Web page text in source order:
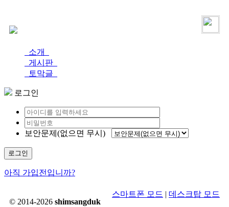
소개
게시판
토막글
로그인
보안문제(없으면 무시)
로그인
아직 가입전입니까?
© 2014-2026 shimsangduk
스마트폰 모드 | 데스크탑 모드